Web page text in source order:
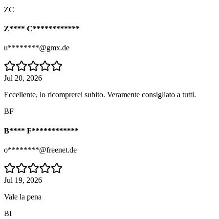
ZC
Z**** C************
u********@gmx.de
Jul 20, 2026
Eccellente, lo ricomprerei subito. Veramente consigliato a tutti.
BF
B**** F************
o********@freenet.de
Jul 19, 2026
Vale la pena
BI